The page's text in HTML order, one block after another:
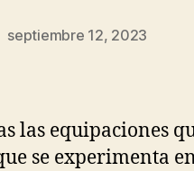
septiembre 12, 2023
las equipaciones
se experimenta